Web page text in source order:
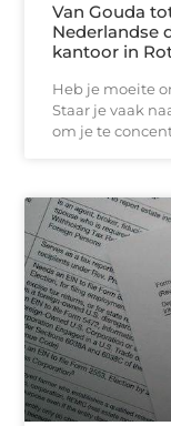
Van Gouda
Nederlandse
kantoor in
Heb je moeite
Staar je vaak
om je te